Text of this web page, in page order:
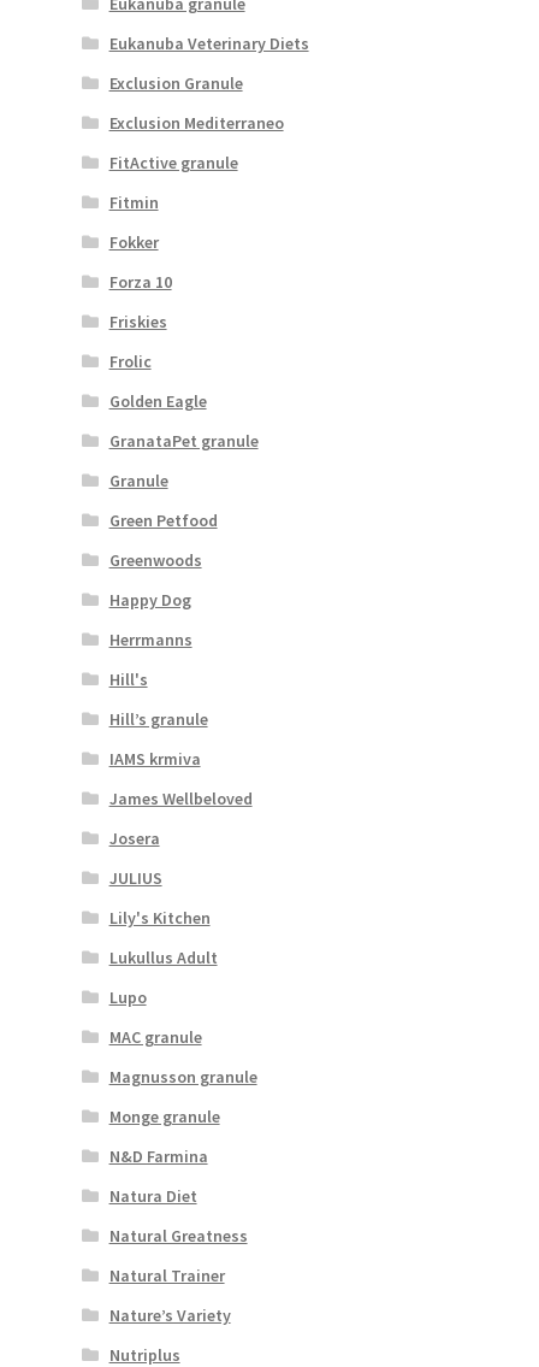
Eukanuba Veterinary Diets
Exclusion Granule
Exclusion Mediterraneo
FitActive granule
Fitmin
Fokker
Forza 10
Friskies
Frolic
Golden Eagle
GranataPet granule
Granule
Green Petfood
Greenwoods
Happy Dog
Herrmanns
Hill's
Hill’s granule
IAMS krmiva
James Wellbeloved
Josera
JULIUS
Lily's Kitchen
Lukullus Adult
Lupo
MAC granule
Magnusson granule
Monge granule
N&D Farmina
Natura Diet
Natural Greatness
Natural Trainer
Nature’s Variety
Nutriplus